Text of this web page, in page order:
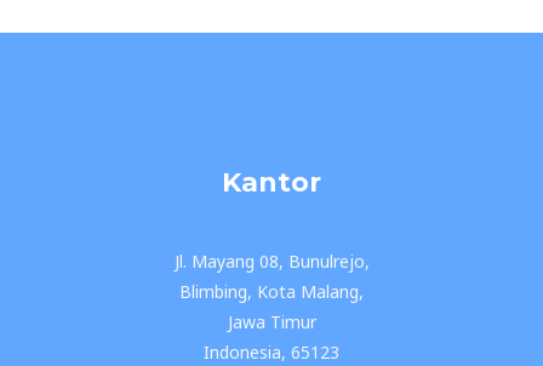
Kantor
Jl. Mayang 08, Bunulrejo,
Blimbing, Kota Malang,
Jawa Timur
Indonesia, 65123